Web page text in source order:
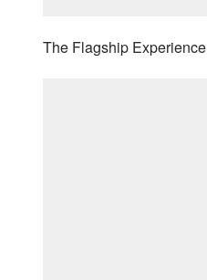
The Flagship Experience